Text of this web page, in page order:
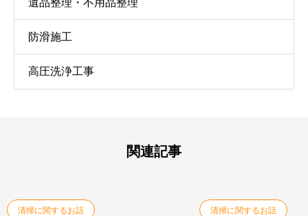
防滑施工
高圧洗浄工事
関連記事
清掃に関するお話 清掃に関するお話